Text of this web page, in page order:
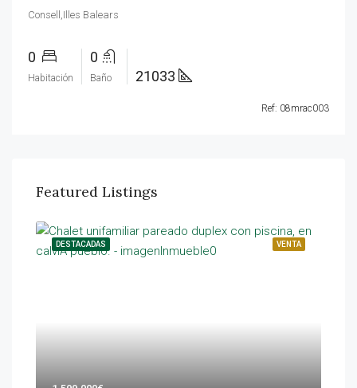
Consell,Illes Balears
0
Habitación
0
Baño 21033
Ref: 08mrac003
Featured Listings
VENTA
DESTACADAS